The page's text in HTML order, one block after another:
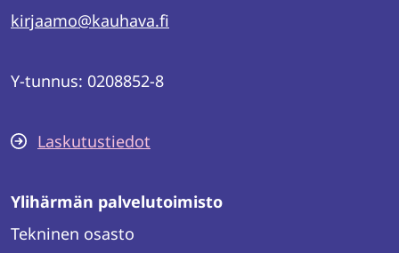
kirjaamo@kauhava.fi
Y-tunnus: 0208852-8
Laskutustiedot
Ylihärmän palvelutoimisto
Tekninen osasto